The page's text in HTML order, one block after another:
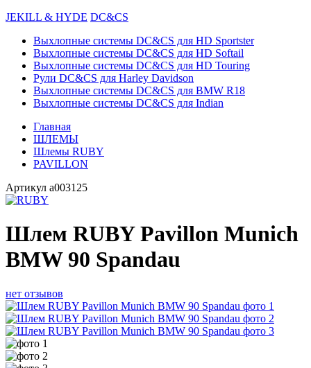
JEKILL & HYDE DC&CS
Выхлопные системы DC&CS для HD Sportster
Выхлопные системы DC&CS для HD Softail
Выхлопные системы DC&CS для HD Touring
Рули DC&CS для Harley Davidson
Выхлопные системы DC&CS для BMW R18
Выхлопные системы DC&CS для Indian
Главная
ШЛЕМЫ
Шлемы RUBY
PAVILLON
Артикул a003125
Шлем RUBY Pavillon Munich
BMW 90 Spandau
нет отзывов